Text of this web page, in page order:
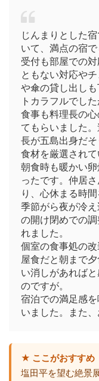
じんまりとした
いて、満点の宿で
受付も部屋での
ともない対応や
や傘の貸し出し
トカラフルでした
食事も料理長の
てもらいました
長が五島出身だ
食材を厳選されて
朝食時も暖かい
ったです。仲居
り、心休まる時
季節がら夜が冷
の開け閉めでの
れました。
個室の食事処の
屋食だと朝まで
い消しがあれば
のですが。
宿泊での満足感
いました。また、
★ ここがおすすめ
塩田平を望む絶景